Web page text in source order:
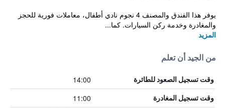
يوفر هذا الفندق والمصنف 4 نجوم نادي أطفال، معاملات فورية للحجز
والمغادرة وخدمة ركن السيارات. كما...
المزيد
من الجيد أن تعلم
وقت تسجيل الصعود للطائرة 14:00
وقت تسجيل المغادرة 11:00